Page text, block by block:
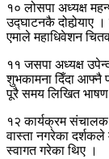
१० लोसपा अध्यक्ष
उद्घाटनकै दोहोर्‍याए
एमाले महाधिवेशन
११ जसपा अध्यक्ष
शुभकामना दिँदा आफ्नै
पूरै समय लिखित
१२ कार्यक्रम संचालक
वास्ता नगरेका
स्वागत गरेका थिए ।